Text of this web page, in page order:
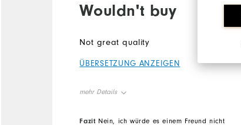
Wouldn't buy
Not great quality
ÜBERSETZUNG ANZEIGEN
mehr Details
Overall Size
Fazit Nein, ich würde es einem Freund nicht